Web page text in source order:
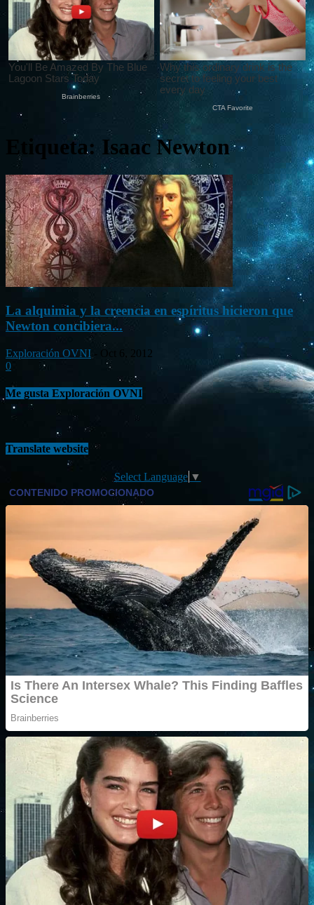
Etiqueta: Isaac Newton
La alquimia y la creencia en espíritus hicieron que
Newton concibiera...
Exploración OVNI
Oct 6, 2012
0
Me gusta Exploración OVNI
Translate website
Select Language ▼